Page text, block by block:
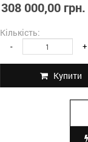
308 000,00 грн.
Кількість:
- +
Купити